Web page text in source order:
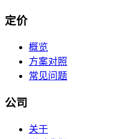
定价
概览
方案对照
常见问题
公司
关于